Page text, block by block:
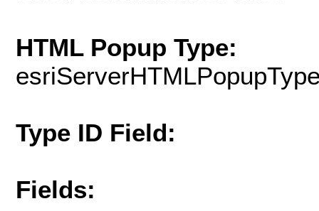
HTML Popup Type:
Type ID Field:
Fields: